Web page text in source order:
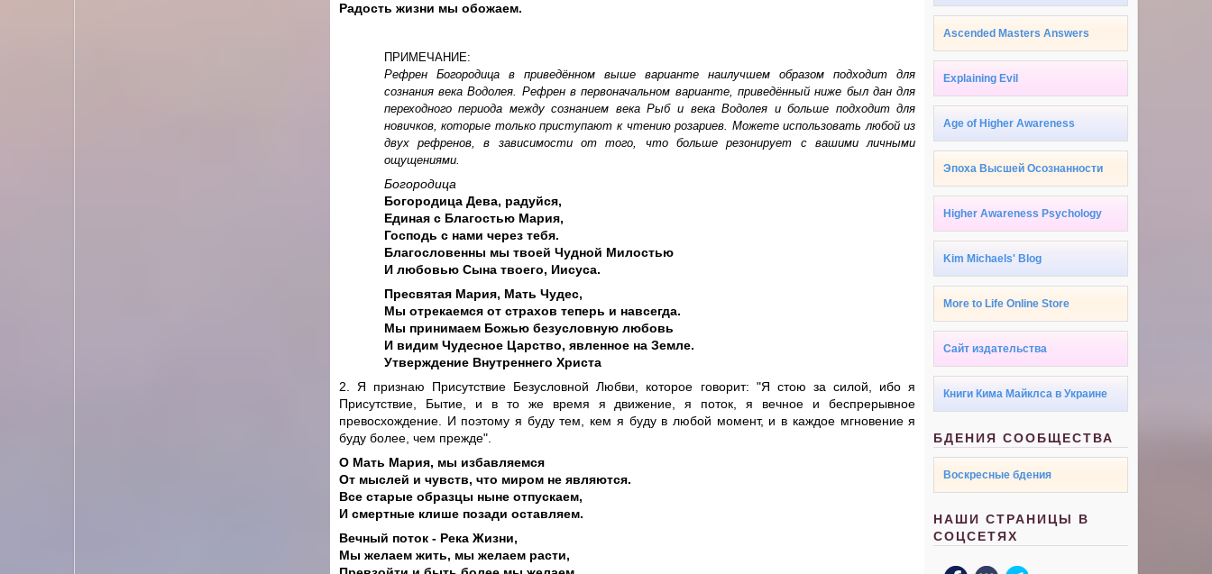
Радость жизни мы обожаем.
ПРИМЕЧАНИЕ:
Рефрен Богородица в приведённом выше варианте наилучшем образом подходит для
сознания века Водолея. Рефрен в первоначальном варианте, приведённый ниже был дан для
переходного периода между сознанием века Рыб и века Водолея и больше подходит для
новичков, которые только приступают к чтению розариев. Можете использовать любой из
двух рефренов, в зависимости от того, что больше резонирует с вашими личными
ощущениями.
Богородица
Богородица Дева, радуйся,
Единая с Благостью Мария,
Господь с нами через тебя.
Благословенны мы твоей Чудной Милостью
И любовью Сына твоего, Иисуса.
Пресвятая Мария, Мать Чудес,
Мы отрекаемся от страхов теперь и навсегда.
Мы принимаем Божью безусловную любовь
И видим Чудесное Царство, явленное на Земле.
Утверждение Внутреннего Христа
2. Я признаю Присутствие Безусловной Любви, которое говорит: "Я стою за силой, ибо я
Присутствие, Бытие, и в то же время я движение, я поток, я вечное и беспрерывное
превосхождение. И поэтому я буду тем, кем я буду в любой момент, и в каждое мгновение я
буду более, чем прежде".
О Мать Мария, мы избавляемся
От мыслей и чувств, что миром не являются.
Все старые образцы ныне отпускаем,
И смертные клише позади оставляем.
Вечный поток - Река Жизни,
Мы желаем жить, мы желаем расти,
Ascended Masters Answers
Explaining Evil
Age of Higher Awareness
Эпоха Высшей Осознанности
Higher Awareness Psychology
Kim Michaels' Blog
More to Life Online Store
Сайт издательства
Книги Кима Майклса в Украине
БДЕНИЯ СООБЩЕСТВА
Воскресные бдения
НАШИ СТРАНИЦЫ В
СОЦСЕТЯХ